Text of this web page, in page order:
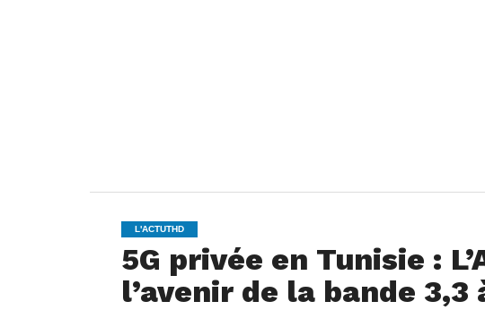
L'ACTUTHD
5G privée en Tunisie :
l’avenir de la bande 3,3